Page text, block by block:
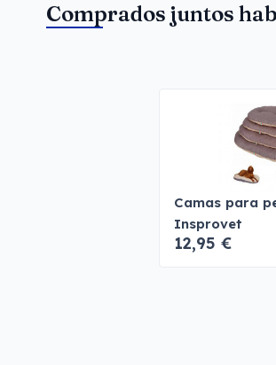
Comprados juntos
Camas para
Insprovet
12,95 €